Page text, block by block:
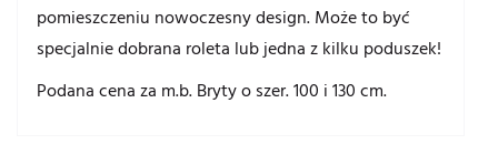
pomieszczeniu nowoczesny design. Może to być
specjalnie dobrana roleta lub jedna z kilku poduszek!
Podana cena za m.b. Bryty o szer. 100 i 130 cm.